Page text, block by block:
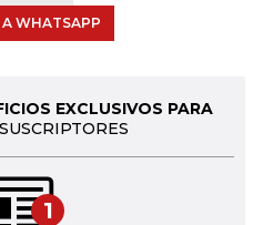
A WHATSAPP
EXCLUSIVOS PARA
1